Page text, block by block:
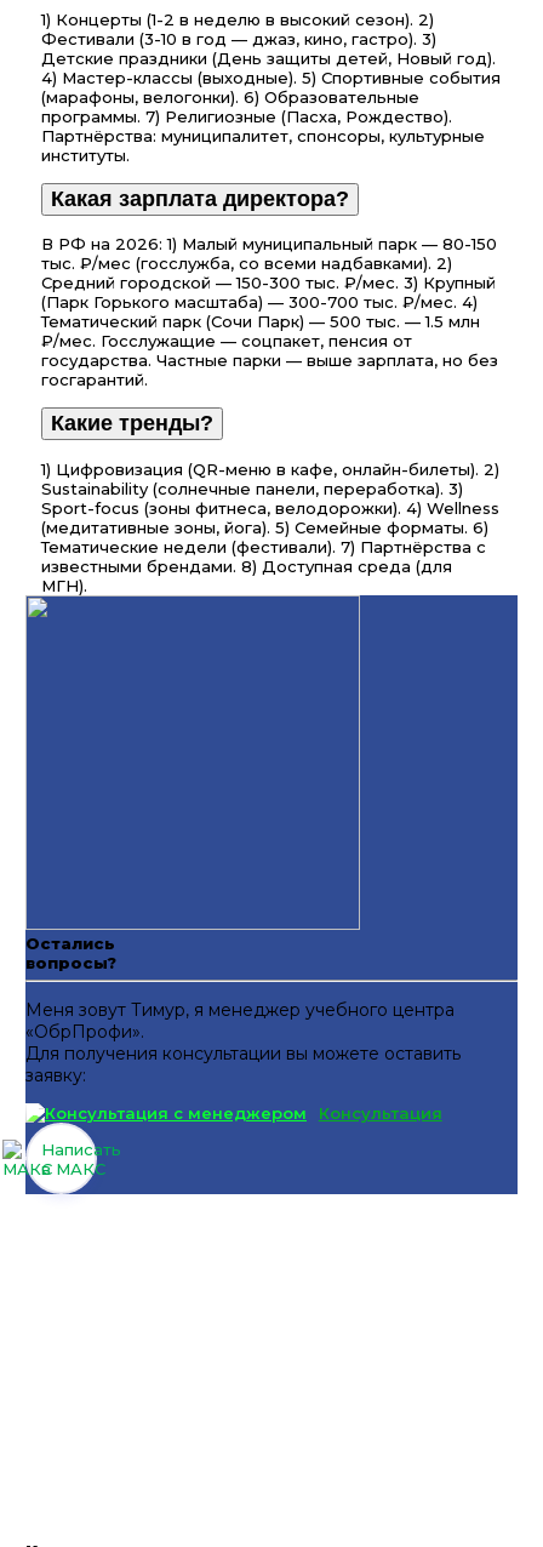
1) Концерты (1-2 в неделю в высокий сезон). 2)
Фестивали (3-10 в год — джаз, кино, гастро). 3)
Детские праздники (День защиты детей, Новый год).
4) Мастер-классы (выходные). 5) Спортивные события
(марафоны, велогонки). 6) Образовательные
программы. 7) Религиозные (Пасха, Рождество).
Партнёрства: муниципалитет, спонсоры, культурные
институты.
Какая зарплата директора?
В РФ на 2026: 1) Малый муниципальный парк — 80-150
тыс. ₽/мес (госслужба, со всеми надбавками). 2)
Средний городской — 150-300 тыс. ₽/мес. 3) Крупный
(Парк Горького масштаба) — 300-700 тыс. ₽/мес. 4)
Тематический парк (Сочи Парк) — 500 тыс. — 1.5 млн
₽/мес. Госслужащие — соцпакет, пенсия от
государства. Частные парки — выше зарплата, но без
госгарантий.
Какие тренды?
1) Цифровизация (QR-меню в кафе, онлайн-билеты). 2)
Sustainability (солнечные панели, переработка). 3)
Sport-focus (зоны фитнеса, велодорожки). 4) Wellness
(медитативные зоны, йога). 5) Семейные форматы. 6)
Тематические недели (фестивали). 7) Партнёрства с
известными брендами. 8) Доступная среда (для
МГН).
Остались
вопросы?
Меня зовут Тимур, я менеджер учебного центра
«ОбрПрофи».
Для получения консультации вы можете оставить
заявку:
Консультация
Написать
в МАКС